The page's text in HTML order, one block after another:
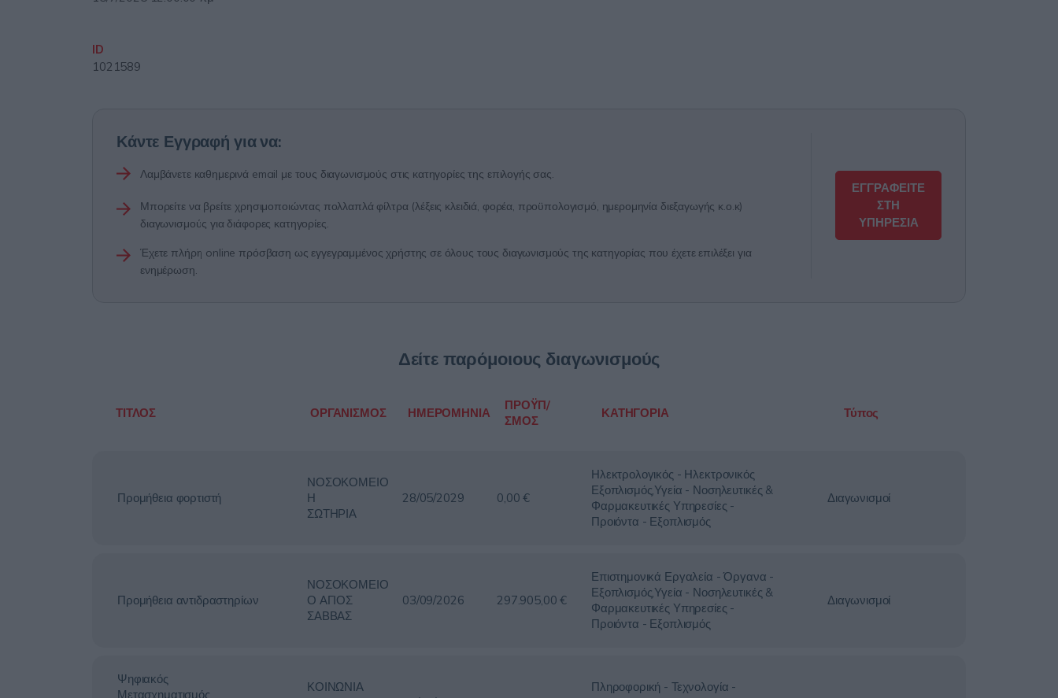
ID
1021589
Κάντε Εγγραφή για να:
Λαμβάνετε καθημερινά email με τους διαγωνισμούς στις κατηγορίες της επιλογής σας.
Μπορείτε να βρείτε χρησιμοποιώντας πολλαπλά φίλτρα (λέξεις κλειδιά, φορέα, προϋπολογισμό, ημερομηνία διεξαγωγής κ.ο.κ)
διαγωνισμούς για διάφορες κατηγορίες.
Έχετε πλήρη online πρόσβαση ως εγγεγραμμένος χρήστης σε όλους τους διαγωνισμούς της κατηγορίας που έχετε επιλέξει για
ενημέρωση.
ΕΓΓΡΑΦΕΙΤΕ
ΣΤΗ
ΥΠΗΡΕΣΙΑ
Δείτε παρόμοιους διαγωνισμούς
ΤΙΤΛΟΣ ΟΡΓΑΝΙΣΜΟΣ ΗΜΕΡΟΜΗΝΙΑ
ΠΡΟΫΠ/
ΣΜΟΣ
ΚΑΤΗΓΟΡΙΑ Τύπος
Προμήθεια φορτιστή
ΝΟΣΟΚΟΜΕΙΟ
Η
ΣΩΤΗΡΙΑ
28/05/2029 0,00 €
Ηλεκτρολογικός - Ηλεκτρονικός
Εξοπλισμός,Υγεία - Νοσηλευτικές &
Φαρμακευτικές Υπηρεσίες -
Προιόντα - Εξοπλισμός
Διαγωνισμοί
Προμήθεια αντιδραστηρίων
ΝΟΣΟΚΟΜΕΙΟ
Ο ΑΓΙΟΣ
ΣΑΒΒΑΣ
03/09/2026 297.905,00 €
Επιστημονικά Εργαλεία - Όργανα -
Εξοπλισμός,Υγεία - Νοσηλευτικές &
Φαρμακευτικές Υπηρεσίες -
Προιόντα - Εξοπλισμός
Διαγωνισμοί
Ψηφιακός
Μετασχηματισμός
ΚΟΙΝΩΝΙΑ
Πληροφορική - Τεχνολογία -